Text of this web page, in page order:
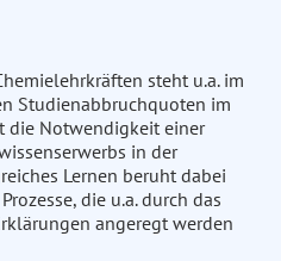
steht u.a. im
Studienabbruchquoten im
die Notwendigkeit einer
in der
Lernen beruht dabei
die u.a. durch das
angeregt werden